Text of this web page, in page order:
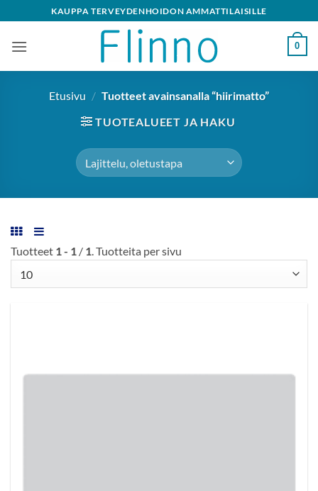
to
content
KAUPPA TERVEYDENHOIDON AMMATTILAISILLE
0
Etusivu / Tuotteet avainsanalla “hiirimatto”
TUOTEALUEET JA HAKU
Tuotteet 1 - 1 / 1. Tuotteita per sivu